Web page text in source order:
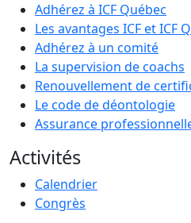
Adhérez à ICF Québec
Les avantages ICF et ICF
Adhérez à un comité
La supervision de coachs
Renouvellement de
Le code de déontologie
Assurance
Activités
Calendrier
Congrès